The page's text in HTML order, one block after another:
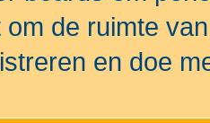
om de ruimte
en doe